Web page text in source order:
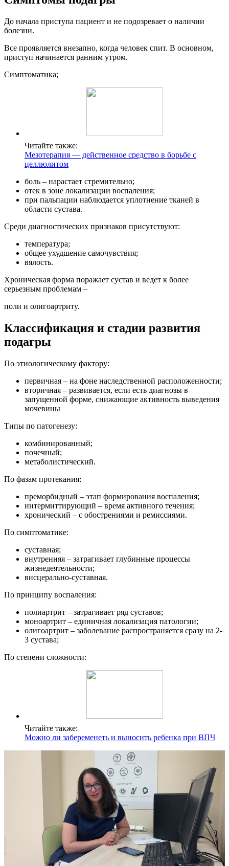
До начала приступа пациент и не подозревает о наличии
болезни.
Все проявляется внезапно, когда человек спит. В основном,
приступ начинается ранним утром.
Симптоматика;
Читайте также:
Мезотерапия — действенное средство в борьбе с
целлюлитом
боль – нарастает стремительно;
отек в зоне локализации воспаления;
при пальпации наблюдается уплотнение тканей в
области сустава.
Среди диагностических признаков присутствуют:
температура;
общее ухудшение самочувствия;
вялость.
Хроническая форма поражает сустав и ведет к более
серьезным проблемам –
поли и олигоартриту.
Классификация и стадии развития
подагры
По этиологическому фактору:
первичная – на фоне наследственной расположенности;
вторичная – развивается, если есть диагнозы в
запущенной форме, снижающие активность выведения
мочевины
Типы по патогенезу:
комбинированный;
почечный;
метаболистический.
По фазам протекания:
преморбидный – этап формирования воспаления;
интермиттирующий – время активного течения;
хронический – с обострениями и ремиссиями.
По симптоматике:
суставная;
внутренняя – затрагивает глубинные процессы
жизнедеятельности;
висцерально-суставная.
По принципу воспаления:
полиартрит – затрагивает ряд суставов;
моноартрит – единичная локализация патологии;
олигоартрит – заболевание распространяется сразу на 2-
3 сустава;
По степени сложности:
Читайте также:
Можно ли забеременеть и выносить ребенка при ВПЧ